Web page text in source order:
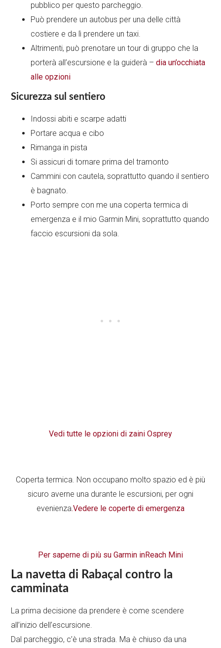
pubblico per questo parcheggio.
Può prendere un autobus per una delle città
costiere e da lì prendere un taxi.
Altrimenti, può prenotare un tour di gruppo che la
porterà all’escursione e la guiderà –dia un’occhiata
alle opzioni
Sicurezza sul sentiero
Indossi abiti e scarpe adatti
Portare acqua e cibo
Rimanga in pista
Si assicuri di tornare prima del tramonto
Cammini con cautela, soprattutto quando il sentiero
è bagnato.
Porto sempre con me una coperta termica di
emergenza e il mio Garmin Mini, soprattutto quando
faccio escursioni da sola.
Vedi tutte le opzioni di zaini Osprey
Coperta termica. Non occupano molto spazio ed è più
sicuro averne una durante le escursioni, per ogni
evenienza.Vedere le coperte di emergenza
Per saperne di più su Garmin inReach Mini
La navetta di Rabaçal contro la
camminata
La prima decisione da prendere è come scendere
all’inizio dell’escursione.
Dal parcheggio, c’è una strada. Ma è chiuso da una